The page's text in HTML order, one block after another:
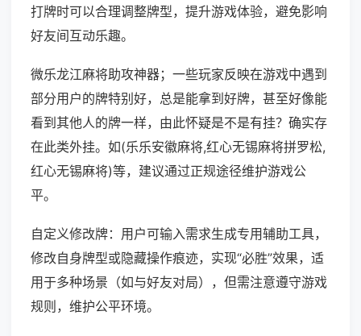
打牌时可以合理调整牌型，提升游戏体验，避免影响
好友间互动乐趣。
微乐龙江麻将助攻神器；一些玩家反映在游戏中遇到
部分用户的牌特别好，总是能拿到好牌，甚至好像能
看到其他人的牌一样，由此怀疑是不是有挂？确实存
在此类外挂。如(乐乐安徽麻将,红心无锡麻将拼罗松,
红心无锡麻将)等，建议通过正规途径维护游戏公
平。
自定义修改牌：用户可输入需求生成专用辅助工具，
修改自身牌型或隐藏操作痕迹，实现“必胜”效果，适
用于多种场景（如与好友对局），但需注意遵守游戏
规则，维护公平环境。